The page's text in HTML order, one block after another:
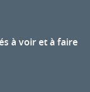
à voir et à faire